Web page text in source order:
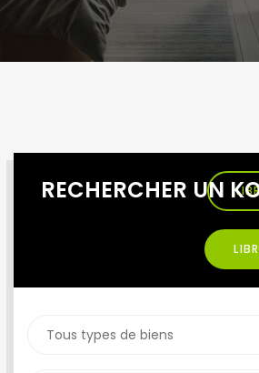
RECHERCHER UN